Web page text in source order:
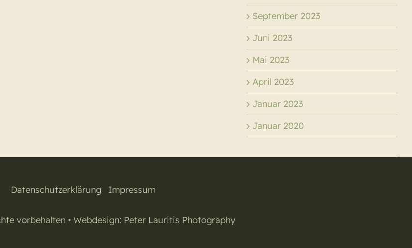
September 2023
Juni 2023
Mai 2023
April 2023
Januar 2023
Januar 2020
Datenschutzerklärung Impressum
vorbehalten • Webdesign: Peter Lauritis Photography